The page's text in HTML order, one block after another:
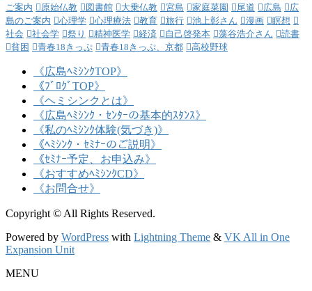
ご案内
原始仏教 図書館 大乗仏教 宮島 家庭菜園 尾道 広島
広
島のご案内
心理学 心理療法 教育 旅行 池上彰さん 漫画
瞑想
社会
社会学 祭り 精神医学 経済 自己啓発本 藻谷浩介さん
読書
貧困
青春18きっぷ 青春18きっぷ、京都 高校野球
《広島ﾍﾐｼﾝｸTOP》
《ﾌﾞﾛｸﾞTOP》
《ヘミシンクとは》
《広島ﾍﾐｼﾝｸ・ｾﾝﾀｰの基本的ｽﾀﾝｽ》
《私のﾍﾐｼﾝｸ体験(気づき)》
《ﾍﾐｼﾝｸ・ｾﾐﾅｰのご説明》
《ｾﾐﾅｰ予定、お申込み》
《おすすめﾍﾐｼﾝｸCD》
《お問合せ》
Copyright © All Rights Reserved.
Powered by WordPress with Lightning Theme & VK All in One
Expansion Unit
MENU